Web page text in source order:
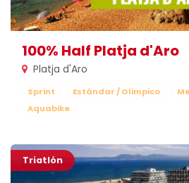
100% Half Platja d'Aro
Platja d'Aro
Sprint Estándar / Olimpico
Aquabike
Triatlón